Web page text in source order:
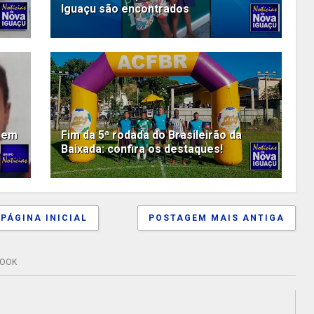
Iguaçu são encontrados
Fim da 5ª rodada do Brasileirão da
Baixada: confira os destaques!
POSTAGEM MAIS ANTIGA
PÁGINA INICIAL